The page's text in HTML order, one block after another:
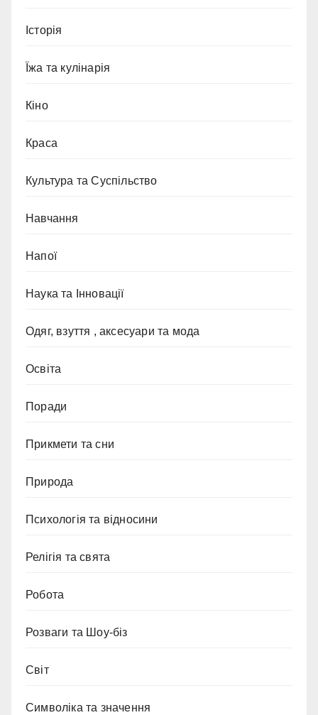
Історія
Їжа та кулінарія
Кіно
Краса
Культура та Суспільство
Навчання
Напої
Наука та Інновації
Одяг, взуття , аксесуари та мода
Освіта
Поради
Прикмети та сни
Природа
Психологія та відносини
Релігія та свята
Робота
Розваги та Шоу-біз
Світ
Символіка та значення